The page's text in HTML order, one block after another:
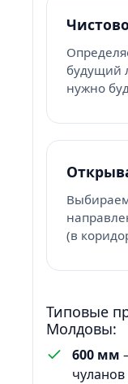
будущий
нужно
(в
Типовые
Молдовы:
600 мм